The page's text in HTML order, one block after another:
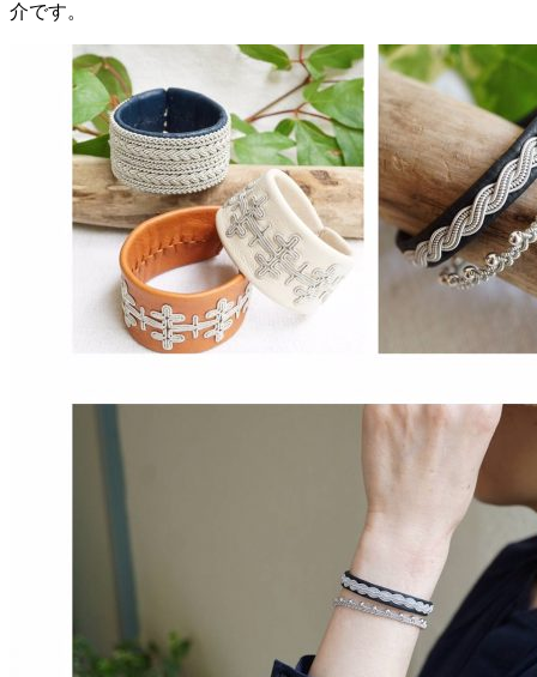
介です。